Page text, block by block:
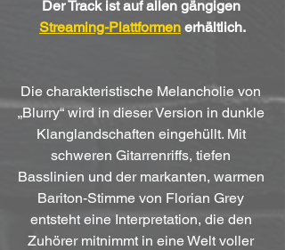
Der Track ist auf allen gängigen
Streaming-Plattformen erhältlich.
Die charakteristische Melancholie von
„Blurry“ wird in dieser Version in dunkle
Klanglandschaften eingehüllt. Mit
schweren Gitarrenriffs, tiefen
Basslinien und der markanten, warmen
Bariton-Stimme von Florian Grey
entsteht eine Interpretation, die den
Zuhörer mitnimmt in eine Welt voller